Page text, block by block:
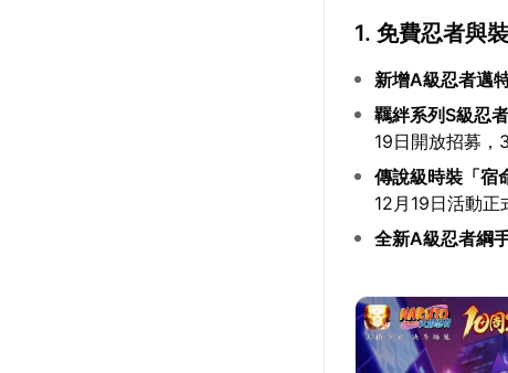
1. 免費忍者與
新增A級忍者邁
羈絆系列S級忍
19日開放招募
傳說級時裝「宿
12月19日活動
全新A級忍者綱